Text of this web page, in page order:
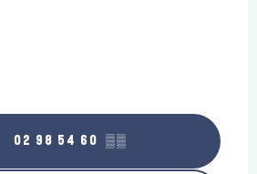
02 98 54 60 ▒▒